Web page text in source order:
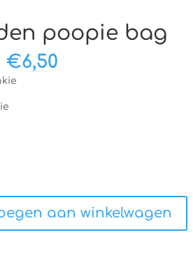
poopie bag
Oorspronkelijke
prijs
€7,50.
€6,50
aan winkelwagen